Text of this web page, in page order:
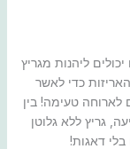
ליהנות מגריץ
כדי לאשר
לארוחה טעימה! בין
גריץ ללא גלוטן
דאגות!